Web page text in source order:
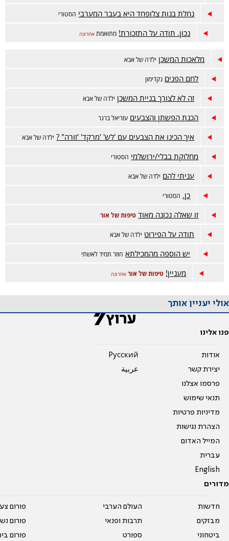
נחלת בנות צלופחד היא בעבר המערבי הסטורי
נכון. תודה על התזכורת! מתואמת אחרונה
מלאכות המשכן ילדה של אבא
לחם הפנים נקדימון
זה לא לצורך בניית המשכן ילדה של אבא
הכנת הפשתן והצבעים עזריאל ברגר
איך הכינו את הצבעים עם 'לש' 'מרקד' 'זורה" ? ילדה של אבא
מחלוקת בבלי/ירושלמי הסטורי
עניתי להם ילדה של אבא
כן. הסטורי
זו שאלה נכונה מאוד טיפות של אור
תודה על הפירוט ילדה של אבא
יש הוספה מהמכילתא חוזר תמיד לאשתי
מעניין! טיפות של אור אחרונה
אולי יעניין אותך
פנו אלינו
אודות
יצירת קשר
פרסמו אצלנו
תנאי שימוש
מדיניות פרטיות
הצהרת נגישות
המייל האדום
עברית
English
Pусский
عربية
מדורים
חדשות
מבזקים
ביטחוני
העולם הערבי
תרבות ופנאי
ספורט
פורום
פורום
פורום